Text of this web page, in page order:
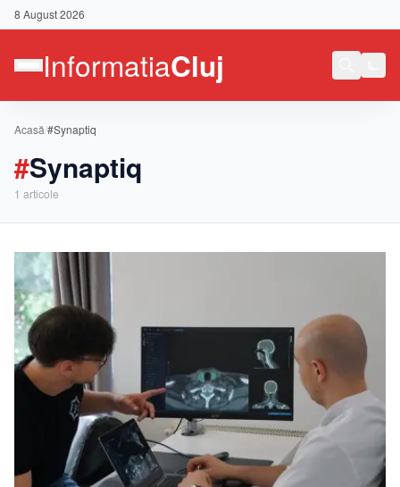
8 August 2026
Contact
Acasă/#Synaptiq
#Synaptiq
1 articole